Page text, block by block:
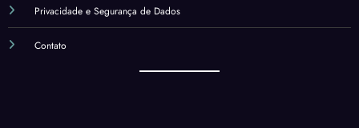
Privacidade e Segurança de Dados
Contato